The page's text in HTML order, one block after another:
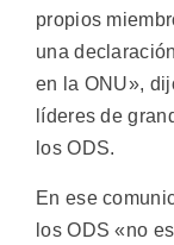
propios
una
en la ONU»,
líderes de
los ODS.
En ese
los ODS «no